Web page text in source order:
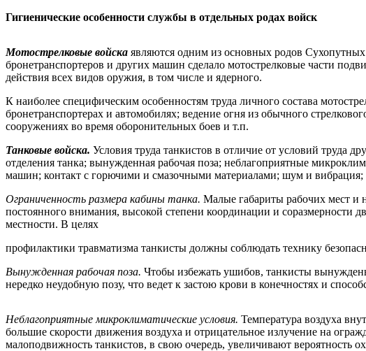
Гигиенические особенности службы в отдельных родах войск
Мотострелковые войска являются одним из основных родов
бронетранспортеров и других машин сделало мотострелковые части
действия всех видов оружия, в том числе и ядерного.
К наиболее специфическим особенностям труда личного состава
бронетранспортерах и автомобилях; ведение огня из обычного
сооружениях во время оборонительных боев и т.п.
Танковые войска. Условия труда танкистов в отличие от условий труда
отделения танка; вынужденная рабочая поза; неблагоприятные
машин; контакт с горючими и смазочными материалами; шум и вибрация;
Ограниченность размера кабины танка. Малые габариты рабочих мест и
постоянного внимания, высокой степени координации и
местности. В целях
профилактики травматизма танкисты должны соблюдать технику
Вынужденная рабочая поза. Чтобы избежать ушибов, танкисты
нередко неудобную позу, что ведет к застою крови в конечностях и
Неблагоприятные микроклиматические условия. Температура воздуха
большие скорости движения воздуха и отрицательное излучение на
малоподвижность танкистов, в свою очередь, увеличивают вероятность